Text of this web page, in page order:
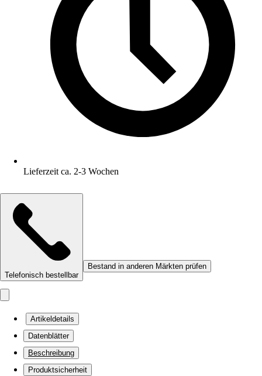
Lieferzeit ca. 2-3 Wochen
Telefonisch bestellbar
Bestand in anderen Märkten prüfen
Artikeldetails
Datenblätter
Beschreibung
Produktsicherheit